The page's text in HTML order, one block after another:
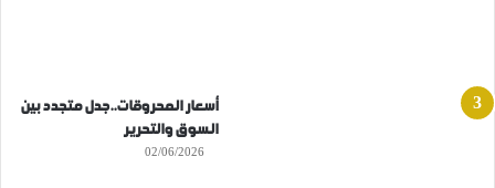
أسعار المحروقات..جدل متجدد بين
السوق والتحرير
02/06/2026